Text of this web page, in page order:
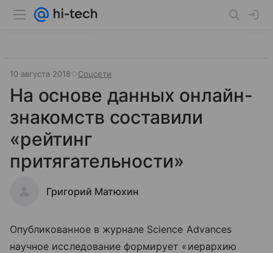
10 августа 2018 Соцсети
На основе данных онлайн-
знакомств составили
«рейтинг
притягательности»
Григорий Матюхин
Опубликованное в журнале Science Advances
научное исследование формирует «иерархию